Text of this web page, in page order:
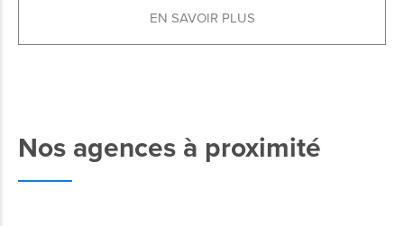
EN SAVOIR PLUS
Nos agences à proximité